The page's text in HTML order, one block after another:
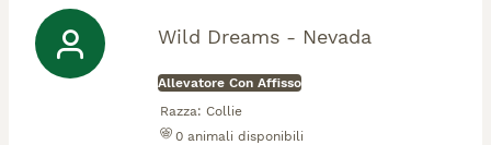
tipo, tra cui cani e gatti. Il nostro primo cane, Pongo,
un meticcio dal cuore grande, ha segnato
positivamente la nostra infanzia e adolescenza.
Wild Dreams - Nevada
Allevatore Con Affisso
Razza: Collie
0 animali disponibili